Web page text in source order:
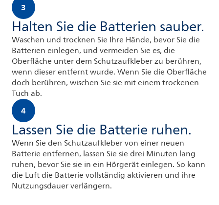
3
Halten Sie die Batterien sauber.
Waschen und trocknen Sie Ihre Hände, bevor Sie die
Batterien einlegen, und vermeiden Sie es, die
Oberfläche unter dem Schutzaufkleber zu berühren,
wenn dieser entfernt wurde. Wenn Sie die Oberfläche
doch berühren, wischen Sie sie mit einem trockenen
Tuch ab.
4
Lassen Sie die Batterie ruhen.
Wenn Sie den Schutzaufkleber von einer neuen
Batterie entfernen, lassen Sie sie drei Minuten lang
ruhen, bevor Sie sie in ein Hörgerät einlegen. So kann
die Luft die Batterie vollständig aktivieren und ihre
Nutzungsdauer verlängern.